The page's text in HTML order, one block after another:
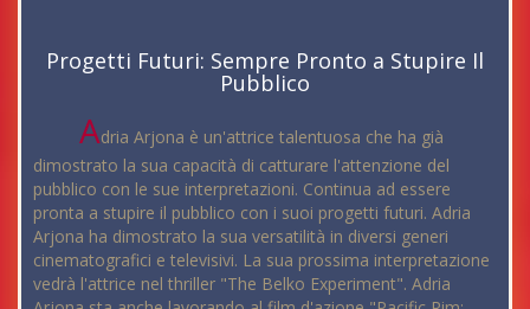
Progetti Futuri: Sempre Pronto a Stupire Il
Pubblico
Adria Arjona è un'attrice talentuosa che ha già
dimostrato la sua capacità di catturare l'attenzione del
pubblico con le sue interpretazioni. Continua ad essere
pronta a stupire il pubblico con i suoi progetti futuri. Adria
Arjona ha dimostrato la sua versatilità in diversi generi
cinematografici e televisivi. La sua prossima interpretazione
vedrà l'attrice nel thriller "The Belko Experiment". Adria